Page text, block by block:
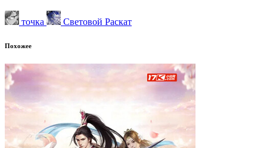
точка Световой Раскат
Похожее